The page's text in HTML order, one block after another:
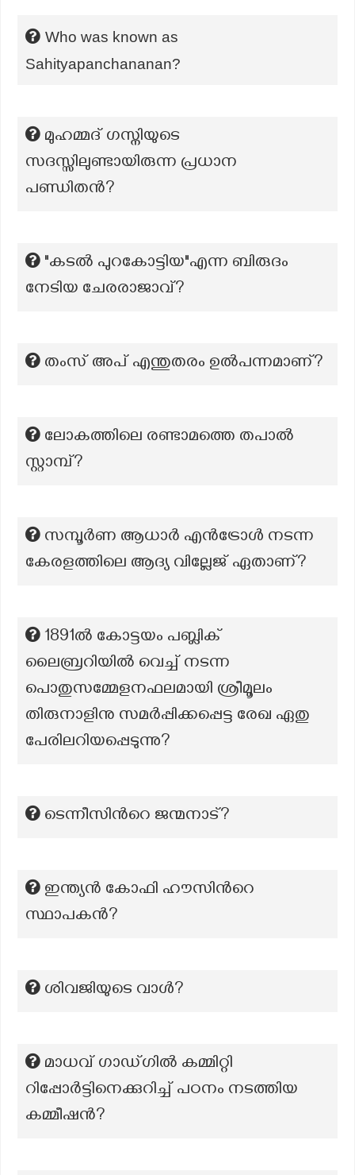
Who was known as
Sahityapanchananan?
മുഹമ്മദ് ഗസ്നിയുടെ
സദസ്സിലുണ്ടായിരുന്ന പ്രധാന
പണ്ഡിതൻ?
"കടൽ പുറകോട്ടിയ"എന്ന ബിരുദം
നേടിയ ചേരരാജാവ്?
തംസ് അപ് എന്തുതരം ഉൽപന്നമാണ്?
ലോകത്തിലെ രണ്ടാമത്തെ തപാൽ
സ്റ്റാമ്പ്?
സമ്പൂർണ ആധാർ എൻട്രോൾ നടന്ന
കേരളത്തിലെ ആദ്യ വില്ലേജ് ഏതാണ്?
1891ൽ കോട്ടയം പബ്ലിക്
ലൈബ്രറിയിൽ വെച്ച് നടന്ന
പൊതുസമ്മേളനഫലമായി ശ്രീമൂലം
തിരുനാളിനു സമർപ്പിക്കപ്പെട്ട രേഖ ഏതു
പേരിലറിയപ്പെടുന്നു?
ടെന്നീസിൻറെ ജന്മനാട്?
ഇന്ത്യൻ കോഫി ഹൗസിന്‍റെ
സ്ഥാപകൻ?
ശിവജിയുടെ വാൾ?
മാധവ് ഗാഡ്ഗില്‍ കമ്മിറ്റി
റിപ്പോര്‍ട്ടിനെക്കുറിച്ച് പഠനം നടത്തിയ
കമ്മീഷന്‍?